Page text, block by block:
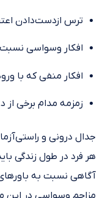
ترس ازدست‌دادن
افکار وسواسی نسبت
افکار منفی که با
زمزمه مدام برخی از
جدال درونی و
هر فرد در طول زندگی
آگاهی نسبت به باور‌های